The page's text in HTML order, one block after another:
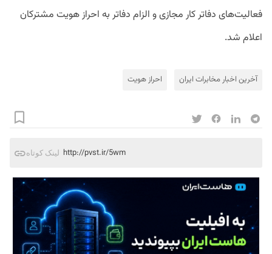
فعالیت‌های دفاتر کار مجازی و الزام دفاتر به احراز هویت مشترکان
اعلام شد.
آخرین اخبار مخابرات ایران احراز هویت
لینک کوتاه http://pvst.ir/5wm